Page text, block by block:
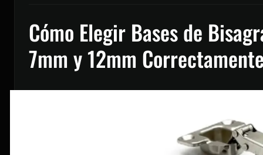
Cómo Elegir Bases de
7mm y 12mm